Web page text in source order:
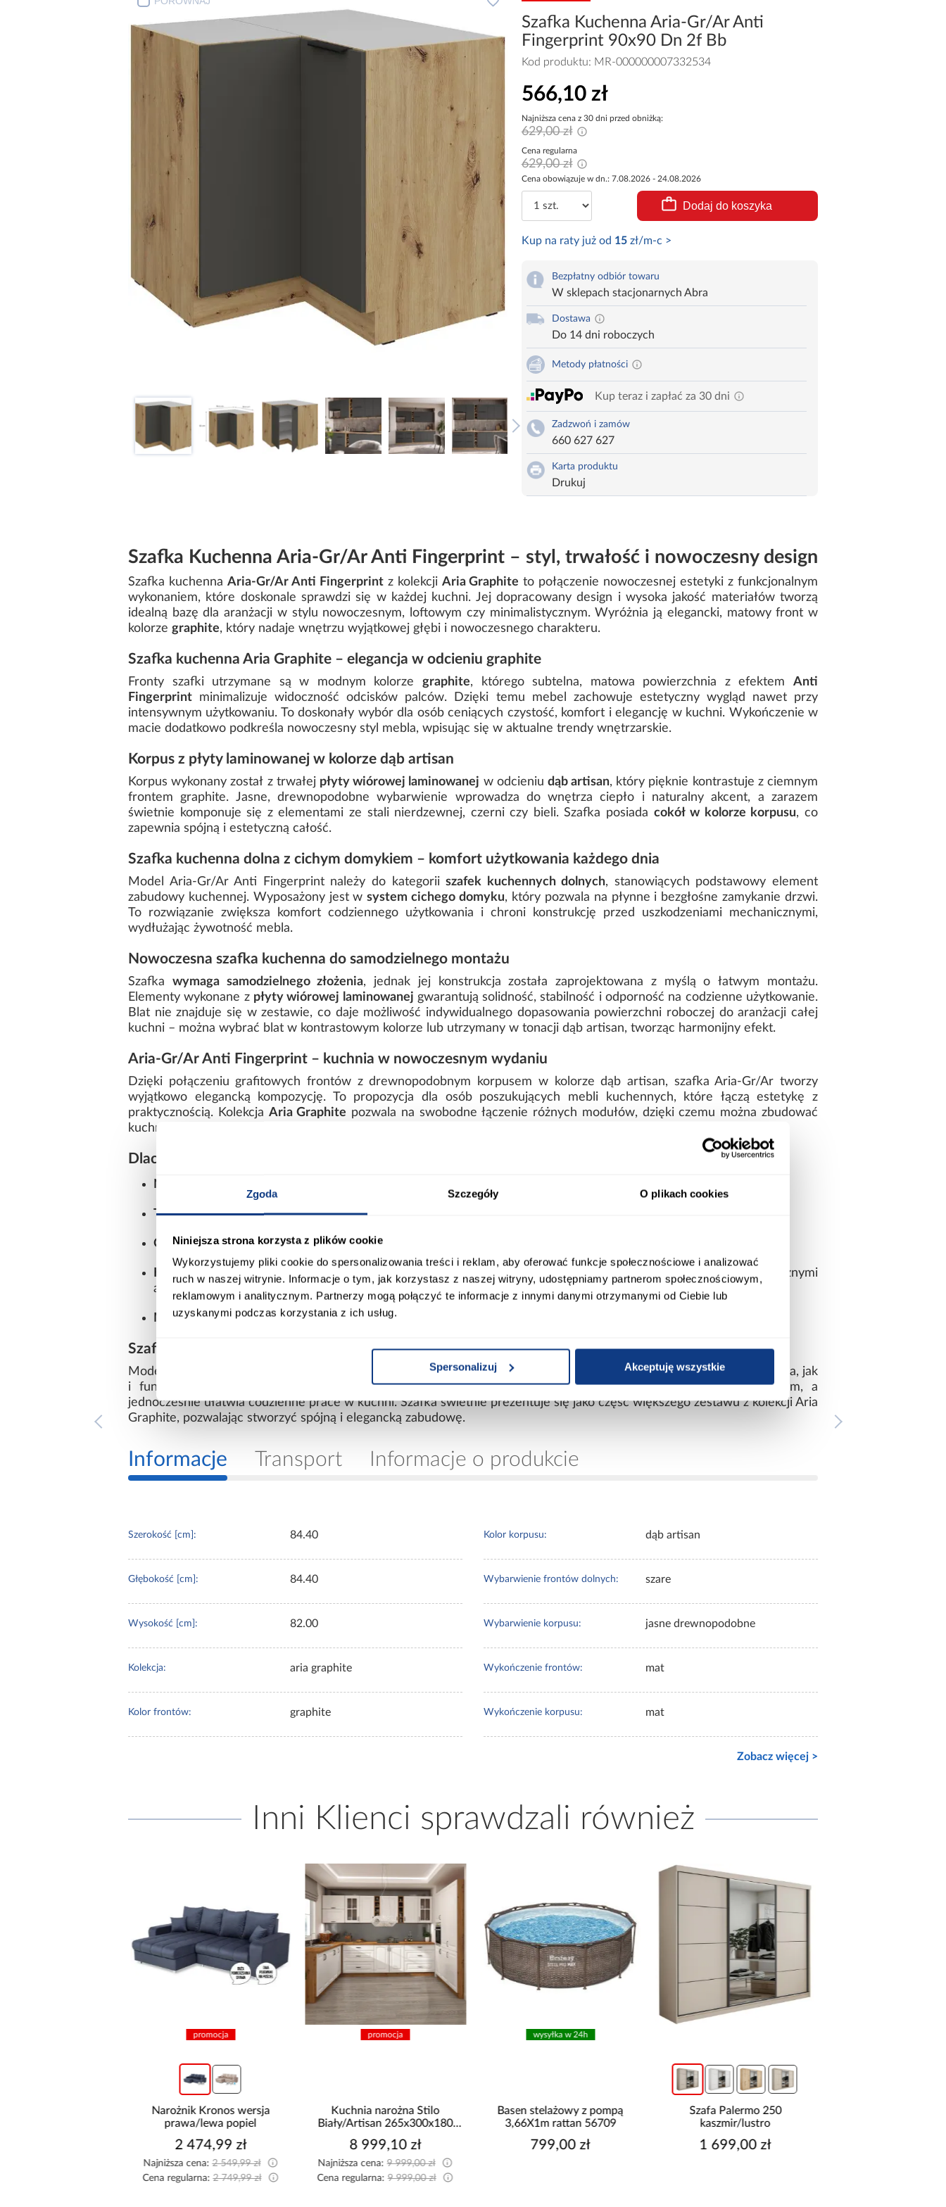
Zgoda Szczegóły O plikach cookies
Niniejsza strona korzysta z plików cookie
Wykorzystujemy pliki cookie do spersonalizowania treści i reklam, aby oferować funkcje społecznościowe i analizować
ruch w naszej witrynie. Informacje o tym, jak korzystasz z naszej witryny, udostępniamy partnerom społecznościowym,
reklamowym i analitycznym. Partnerzy mogą połączyć te informacje z innymi danymi otrzymanymi od Ciebie lub
uzyskanymi podczas korzystania z ich usług.
Spersonalizuj Akceptuję wszystkie
Szafka Kuchenna Aria-Gr/Ar Anti
Fingerprint 90x90 Dn 2f Bb
Kod produktu: MR-000000007332534
566,10 zł
Najniższa cena z 30 dni przed obniżką:
629,00 zł
Cena regularna
629,00 zł
Cena obowiązuje w dn.: 7.08.2026 - 24.08.2026
Dodaj do koszyka
Kup na raty już od 15zł/m-c >
Bezpłatny odbiór towaru
W sklepach stacjonarnych Abra
Dostawa
Do 14 dni roboczych
Metody płatności
Kup teraz i zapłać za 30 dni
Zadzwoń i zamów
660 627 627
Karta produktu
Drukuj
Szafka Kuchenna Aria-Gr/Ar Anti Fingerprint – styl, trwałość i nowoczesny design
Szafka kuchenna Aria-Gr/Ar Anti Fingerprintz kolekcji Aria Graphite to połączenie nowoczesnej estetyki z funkcjonalnym
wykonaniem, które doskonale sprawdzi się w każdej kuchni. Jej dopracowany design i wysoka jakość materiałów tworzą
idealną bazę dla aranżacji w stylu nowoczesnym, loftowym czy minimalistycznym. Wyróżnia ją elegancki, matowy front w
kolorze graphite, który nadaje wnętrzu wyjątkowej głębi i nowoczesnego charakteru.
Szafka kuchenna Aria Graphite – elegancja w odcieniu graphite
Fronty szafki utrzymane są w modnym kolorze graphite, którego subtelna, matowa powierzchnia z efektem Anti
Fingerprint minimalizuje widoczność odcisków palców. Dzięki temu mebel zachowuje estetyczny wygląd nawet przy
intensywnym użytkowaniu. To doskonały wybór dla osób ceniących czystość, komfort i elegancję w kuchni. Wykończenie w
macie dodatkowo podkreśla nowoczesny styl mebla, wpisując się w aktualne trendy wnętrzarskie.
Korpus z płyty laminowanej w kolorze dąb artisan
Korpus wykonany został z trwałej płyty wiórowej laminowanej w odcieniu dąb artisan, który pięknie kontrastuje z ciemnym
frontem graphite. Jasne, drewnopodobne wybarwienie wprowadza do wnętrza ciepło i naturalny akcent, a zarazem
świetnie komponuje się z elementami ze stali nierdzewnej, czerni czy bieli. Szafka posiada cokół w kolorze korpusu, co
zapewnia spójną i estetyczną całość.
Szafka kuchenna dolna z cichym domykiem – komfort użytkowania każdego dnia
Model Aria-Gr/Ar Anti Fingerprint należy do kategoriiszafek kuchennych dolnych, stanowiących podstawowy element
zabudowy kuchennej. Wyposażony jest wsystem cichego domyku, który pozwala na płynne i bezgłośne zamykanie drzwi.
To rozwiązanie zwiększa komfort codziennego użytkowania i chroni konstrukcję przed uszkodzeniami mechanicznymi,
wydłużając żywotność mebla.
Nowoczesna szafka kuchenna do samodzielnego montażu
Szafka wymaga samodzielnego złożenia, jednak jej konstrukcja została zaprojektowana z myślą o łatwym montażu.
Elementy wykonane z płyty wiórowej laminowanej gwarantują solidność, stabilność i odporność na codzienne użytkowanie.
Blat nie znajduje się w zestawie, co daje możliwość indywidualnego dopasowania powierzchni roboczej do aranżacji całej
kuchni – można wybrać blat w kontrastowym kolorze lub utrzymany w tonacji dąb artisan, tworząc harmonijny efekt.
Aria-Gr/Ar Anti Fingerprint – kuchnia w nowoczesnym wydaniu
Dzięki połączeniu grafitowych frontów z drewnopodobnym korpusem w kolorze dąb artisan, szafka Aria-Gr/Ar tworzy
wyjątkowo elegancką kompozycję. To propozycja dla osób poszukujących mebli kuchennych, które łączą estetykę z
praktycznością. Kolekcja Aria Graphite pozwala na swobodne łączenie różnych modułów, dzięki czemu można zbudować
kuchnię dopasowaną do indywidualnych potrzeb i rozkładu pomieszczenia.
Dlaczego warto wybrać szafkę kuchenną Aria-Gr/Ar Anti Fingerprint?
Nowoczesny design
Trwała konstrukcja– płyta wiórowa laminowana zapewnia odporność na wilgoć i uszkodzenia.
Cichy domyk– komfort i wygoda w codziennym użytkowaniu.
Kolorystyka dopasowana do trendów
– połączenie graphite i dębu artisan doskonale komponuje się z różnymi
aranżacjami.
Możliwość personalizacji– brak blatu w zestawie pozwala dobrać powierzchnię roboczą według własnego gustu.
Szafka kuchenna Aria Graphite – idealna baza do nowoczesnej zabudowy
Model
stanowi doskonały element nowoczesnej kuchni, w której liczy się zarówno estetyka, jak
i funkcjonalność. To mebel, który dzięki starannemu wykonaniu i dopracowanym detalom zachwyca wyglądem, a
jednocześnie ułatwia codzienne prace w kuchni. Szafka świetnie prezentuje się jako część większego zestawu z kolekcji Aria
Graphite, pozwalając stworzyć spójną i elegancką zabudowę.
Informacje Transport Informacje o produkcie
Szerokość [cm]: 84.40
Głębokość [cm]: 84.40
Wysokość [cm]: 82.00
Kolekcja: aria graphite
Kolor frontów: graphite
Kolor korpusu: dąb artisan
Wybarwienie frontów dolnych: szare
Wybarwienie korpusu: jasne drewnopodobne
Wykończenie frontów: mat
Wykończenie korpusu: mat
Zobacz więcej >
Inni Klienci sprawdzali również
promocja
Narożnik Kronos wersja
prawa/lewa popiel
2 474,99 zł
Najniższa cena:2 549,99 zł
Cena regularna:2 749,99 zł
promocja
Kuchnia narożna Stilo
Biały/Artisan 265x300x180
8 999,10 zł
Najniższa cena:9 999,00 zł
Cena regularna:9 999,00 zł
wysyłka w 24h
Basen stelażowy z pompą
3,66X1m rattan 56709
799,00 zł
Szafa Palermo 250
kaszmir/lustro
1 699,00 zł